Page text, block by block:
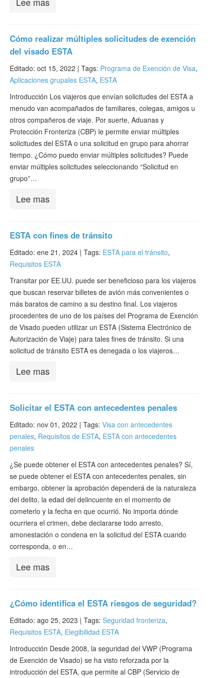
Cómo realizar múltiples solicitudes de exención
del visado ESTA
Editado: oct 15, 2022 | Tags: Programa de Exención de Visa,
Aplicaciones grupales ESTA, ESTA
Introducción Los viajeros que envían solicitudes del ESTA a
menudo van acompañados de familiares, colegas, amigos u
otros compañeros de viaje. Por suerte, Aduanas y
Protección Fronteriza (CBP) le permite enviar múltiples
solicitudes del ESTA o una solicitud en grupo para ahorrar
tiempo. ¿Cómo puedo enviar múltiples solicitudes? Puede
enviar múltiples solicitudes seleccionando “Solicitud en
grupo”…
Lee mas
ESTA con fines de tránsito
Editado: ene 21, 2024 | Tags: ESTA para el tránsito,
Requisitos ESTA
Transitar por EE.UU. puede ser beneficioso para los viajeros
que buscan reservar billetes de avión más convenientes o
más baratos de camino a su destino final. Los viajeros
procedentes de uno de los países del Programa de Exención
de Visado pueden utilizar un ESTA (Sistema Electrónico de
Autorización de Viaje) para tales fines de tránsito. Si una
solicitud de tránsito ESTA es denegada o los viajeros…
Lee mas
Solicitar el ESTA con antecedentes penales
Editado: nov 01, 2022 | Tags: Visa con antecedentes
penales, Requisitos de ESTA, ESTA con antecedentes
penales
¿Se puede obtener el ESTA con antecedentes penales? Sí,
se puede obtener el ESTA con antecedentes penales, sin
embargo, obtener la aprobación dependerá de la naturaleza
del delito, la edad del delincuente en el momento de
cometerlo y la fecha en que ocurrió. No importa dónde
ocurriera el crimen, debe declararse todo arresto,
amonestación o condena en la solicitud del ESTA cuando
corresponda, o en…
Lee mas
¿Cómo identifica el ESTA riesgos de seguridad?
Editado: ago 25, 2023 | Tags: Seguridad fronteriza,
Requisitos ESTA, Elegibilidad ESTA
Introducción Desde 2008, la seguridad del VWP (Programa
de Exención de Visado) se ha visto reforzada por la
introducción del ESTA, que permite al CBP (Servicio de